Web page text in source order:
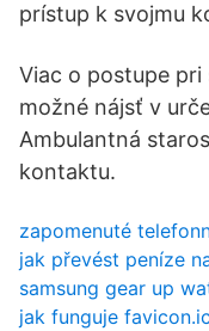
prístup k svojmu
Viac o postupe pri
možné nájsť v
Ambulantná
kontaktu.
zapomenuté
jak převést peníze
samsung gear up
jak funguje